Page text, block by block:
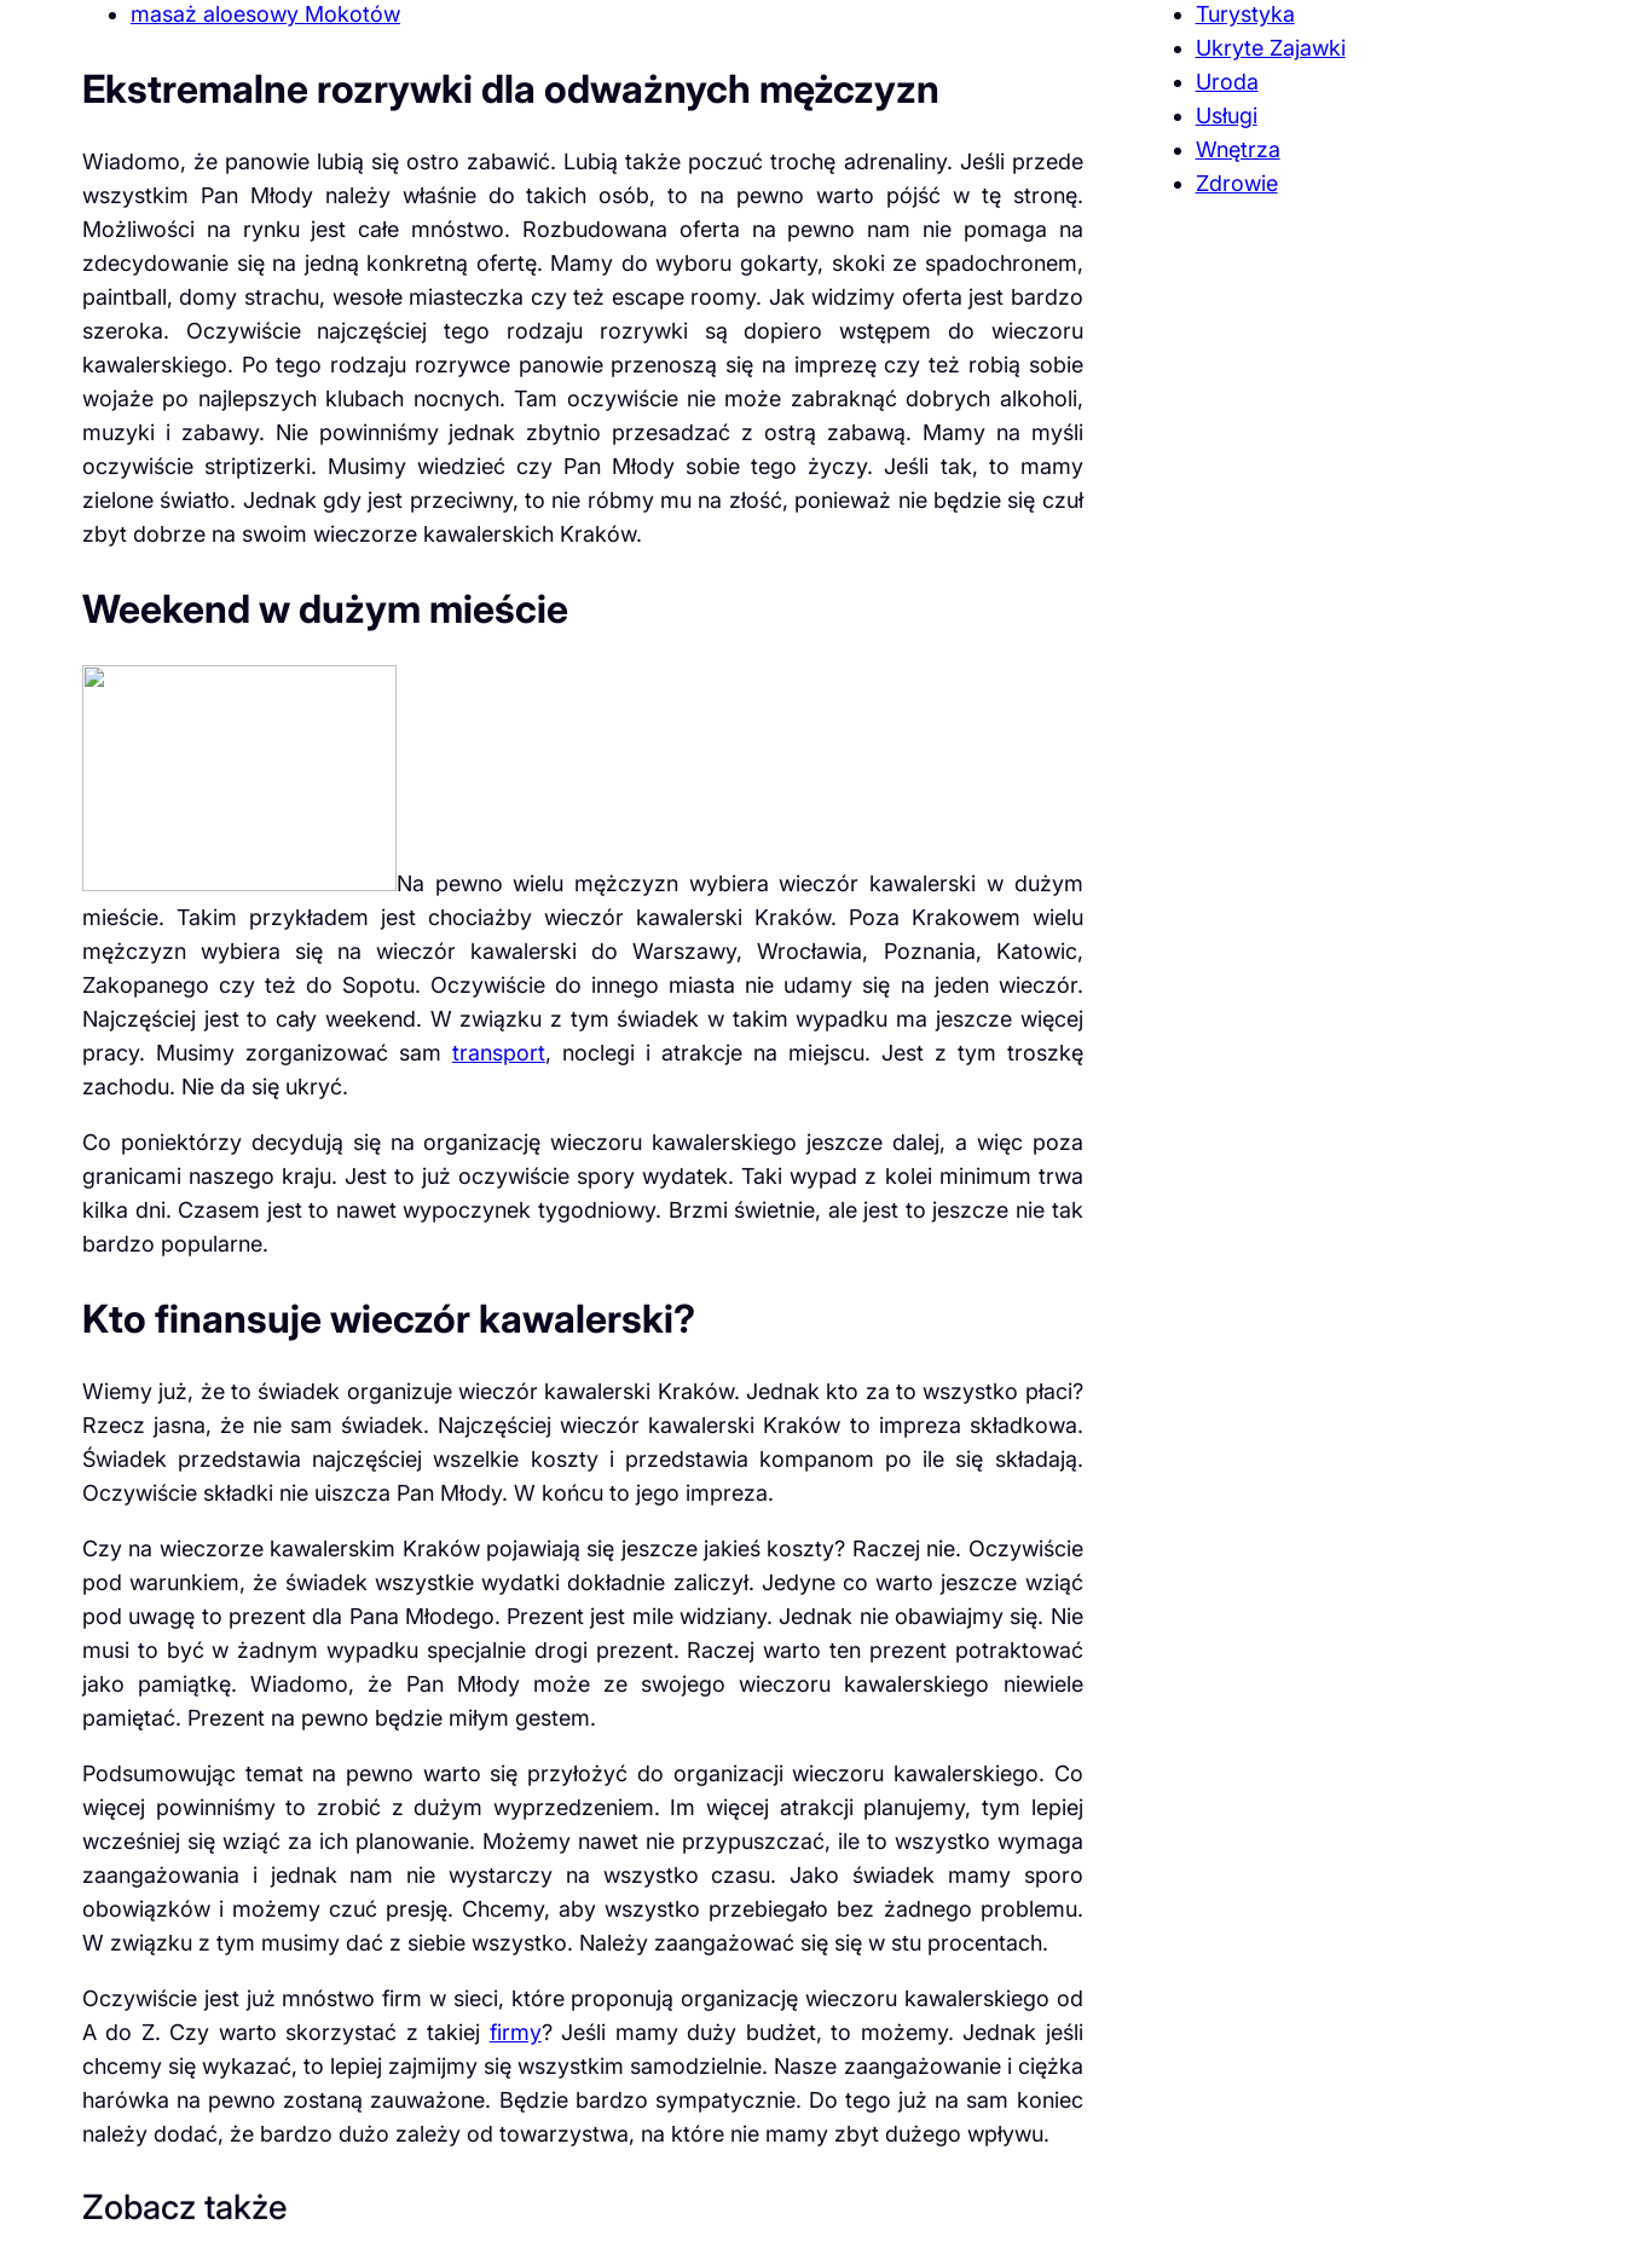
masaż aloesowy Mokotów
Ekstremalne rozrywki dla odważnych mężczyzn
Wiadomo, że panowie lubią się ostro zabawić. Lubią także poczuć trochę adrenaliny. Jeśli przede
wszystkim Pan Młody należy właśnie do takich osób, to na pewno warto pójść w tę stronę.
Możliwości na rynku jest całe mnóstwo. Rozbudowana oferta na pewno nam nie pomaga na
zdecydowanie się na jedną konkretną ofertę. Mamy do wyboru gokarty, skoki ze spadochronem,
paintball, domy strachu, wesołe miasteczka czy też escape roomy. Jak widzimy oferta jest bardzo
szeroka. Oczywiście najczęściej tego rodzaju rozrywki są dopiero wstępem do wieczoru
kawalerskiego. Po tego rodzaju rozrywce panowie przenoszą się na imprezę czy też robią sobie
wojaże po najlepszych klubach nocnych. Tam oczywiście nie może zabraknąć dobrych alkoholi,
muzyki i zabawy. Nie powinniśmy jednak zbytnio przesadzać z ostrą zabawą. Mamy na myśli
oczywiście striptizerki. Musimy wiedzieć czy Pan Młody sobie tego życzy. Jeśli tak, to mamy
zielone światło. Jednak gdy jest przeciwny, to nie róbmy mu na złość, ponieważ nie będzie się czuł
zbyt dobrze na swoim wieczorze kawalerskich Kraków.
Weekend w dużym mieście
Na pewno wielu mężczyzn wybiera wieczór kawalerski w dużym
mieście. Takim przykładem jest chociażby wieczór kawalerski Kraków. Poza Krakowem wielu
mężczyzn wybiera się na wieczór kawalerski do Warszawy, Wrocławia, Poznania, Katowic,
Zakopanego czy też do Sopotu. Oczywiście do innego miasta nie udamy się na jeden wieczór.
Najczęściej jest to cały weekend. W związku z tym świadek w takim wypadku ma jeszcze więcej
pracy. Musimy zorganizować sam transport, noclegi i atrakcje na miejscu. Jest z tym troszkę
zachodu. Nie da się ukryć.
Co poniektórzy decydują się na organizację wieczoru kawalerskiego jeszcze dalej, a więc poza
granicami naszego kraju. Jest to już oczywiście spory wydatek. Taki wypad z kolei minimum trwa
kilka dni. Czasem jest to nawet wypoczynek tygodniowy. Brzmi świetnie, ale jest to jeszcze nie tak
bardzo popularne.
Kto finansuje wieczór kawalerski?
Wiemy już, że to świadek organizuje wieczór kawalerski Kraków. Jednak kto za to wszystko płaci?
Rzecz jasna, że nie sam świadek. Najczęściej wieczór kawalerski Kraków to impreza składkowa.
Świadek przedstawia najczęściej wszelkie koszty i przedstawia kompanom po ile się składają.
Oczywiście składki nie uiszcza Pan Młody. W końcu to jego impreza.
Czy na wieczorze kawalerskim Kraków pojawiają się jeszcze jakieś koszty? Raczej nie. Oczywiście
pod warunkiem, że świadek wszystkie wydatki dokładnie zaliczył. Jedyne co warto jeszcze wziąć
pod uwagę to prezent dla Pana Młodego. Prezent jest mile widziany. Jednak nie obawiajmy się. Nie
musi to być w żadnym wypadku specjalnie drogi prezent. Raczej warto ten prezent potraktować
jako pamiątkę. Wiadomo, że Pan Młody może ze swojego wieczoru kawalerskiego niewiele
pamiętać. Prezent na pewno będzie miłym gestem.
Podsumowując temat na pewno warto się przyłożyć do organizacji wieczoru kawalerskiego. Co
więcej powinniśmy to zrobić z dużym wyprzedzeniem. Im więcej atrakcji planujemy, tym lepiej
wcześniej się wziąć za ich planowanie. Możemy nawet nie przypuszczać, ile to wszystko wymaga
zaangażowania i jednak nam nie wystarczy na wszystko czasu. Jako świadek mamy sporo
obowiązków i możemy czuć presję. Chcemy, aby wszystko przebiegało bez żadnego problemu.
W związku z tym musimy dać z siebie wszystko. Należy zaangażować się się w stu procentach.
Oczywiście jest już mnóstwo firm w sieci, które proponują organizację wieczoru kawalerskiego od
A do Z. Czy warto skorzystać z takiej firmy? Jeśli mamy duży budżet, to możemy. Jednak jeśli
chcemy się wykazać, to lepiej zajmijmy się wszystkim samodzielnie. Nasze zaangażowanie i ciężka
harówka na pewno zostaną zauważone. Będzie bardzo sympatycznie. Do tego już na sam koniec
należy dodać, że bardzo dużo zależy od towarzystwa, na które nie mamy zbyt dużego wpływu.
Zobacz także
Turystyka
Ukryte Zajawki
Uroda
Usługi
Wnętrza
Zdrowie